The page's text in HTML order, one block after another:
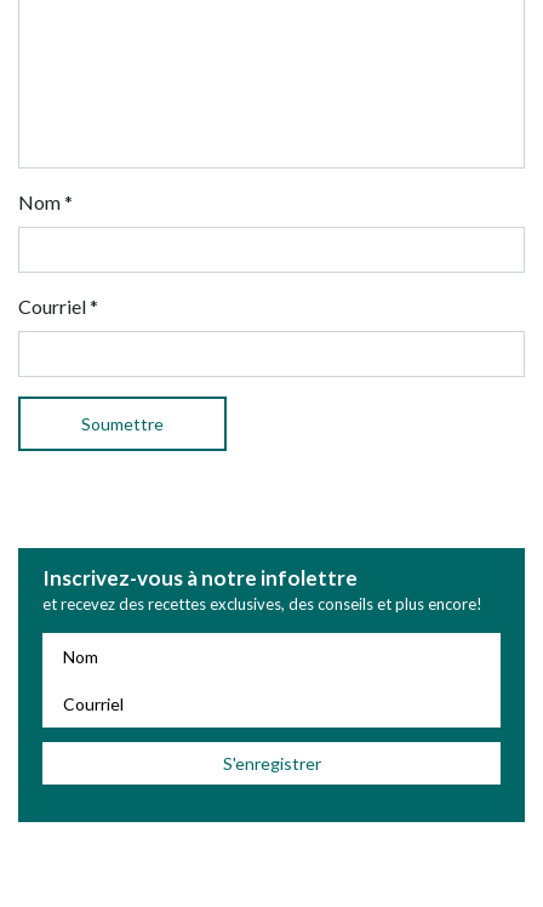
Nom*
Courriel*
Inscrivez-vous à notre infolettre
et recevez des recettes exclusives, des conseils et plus encore!